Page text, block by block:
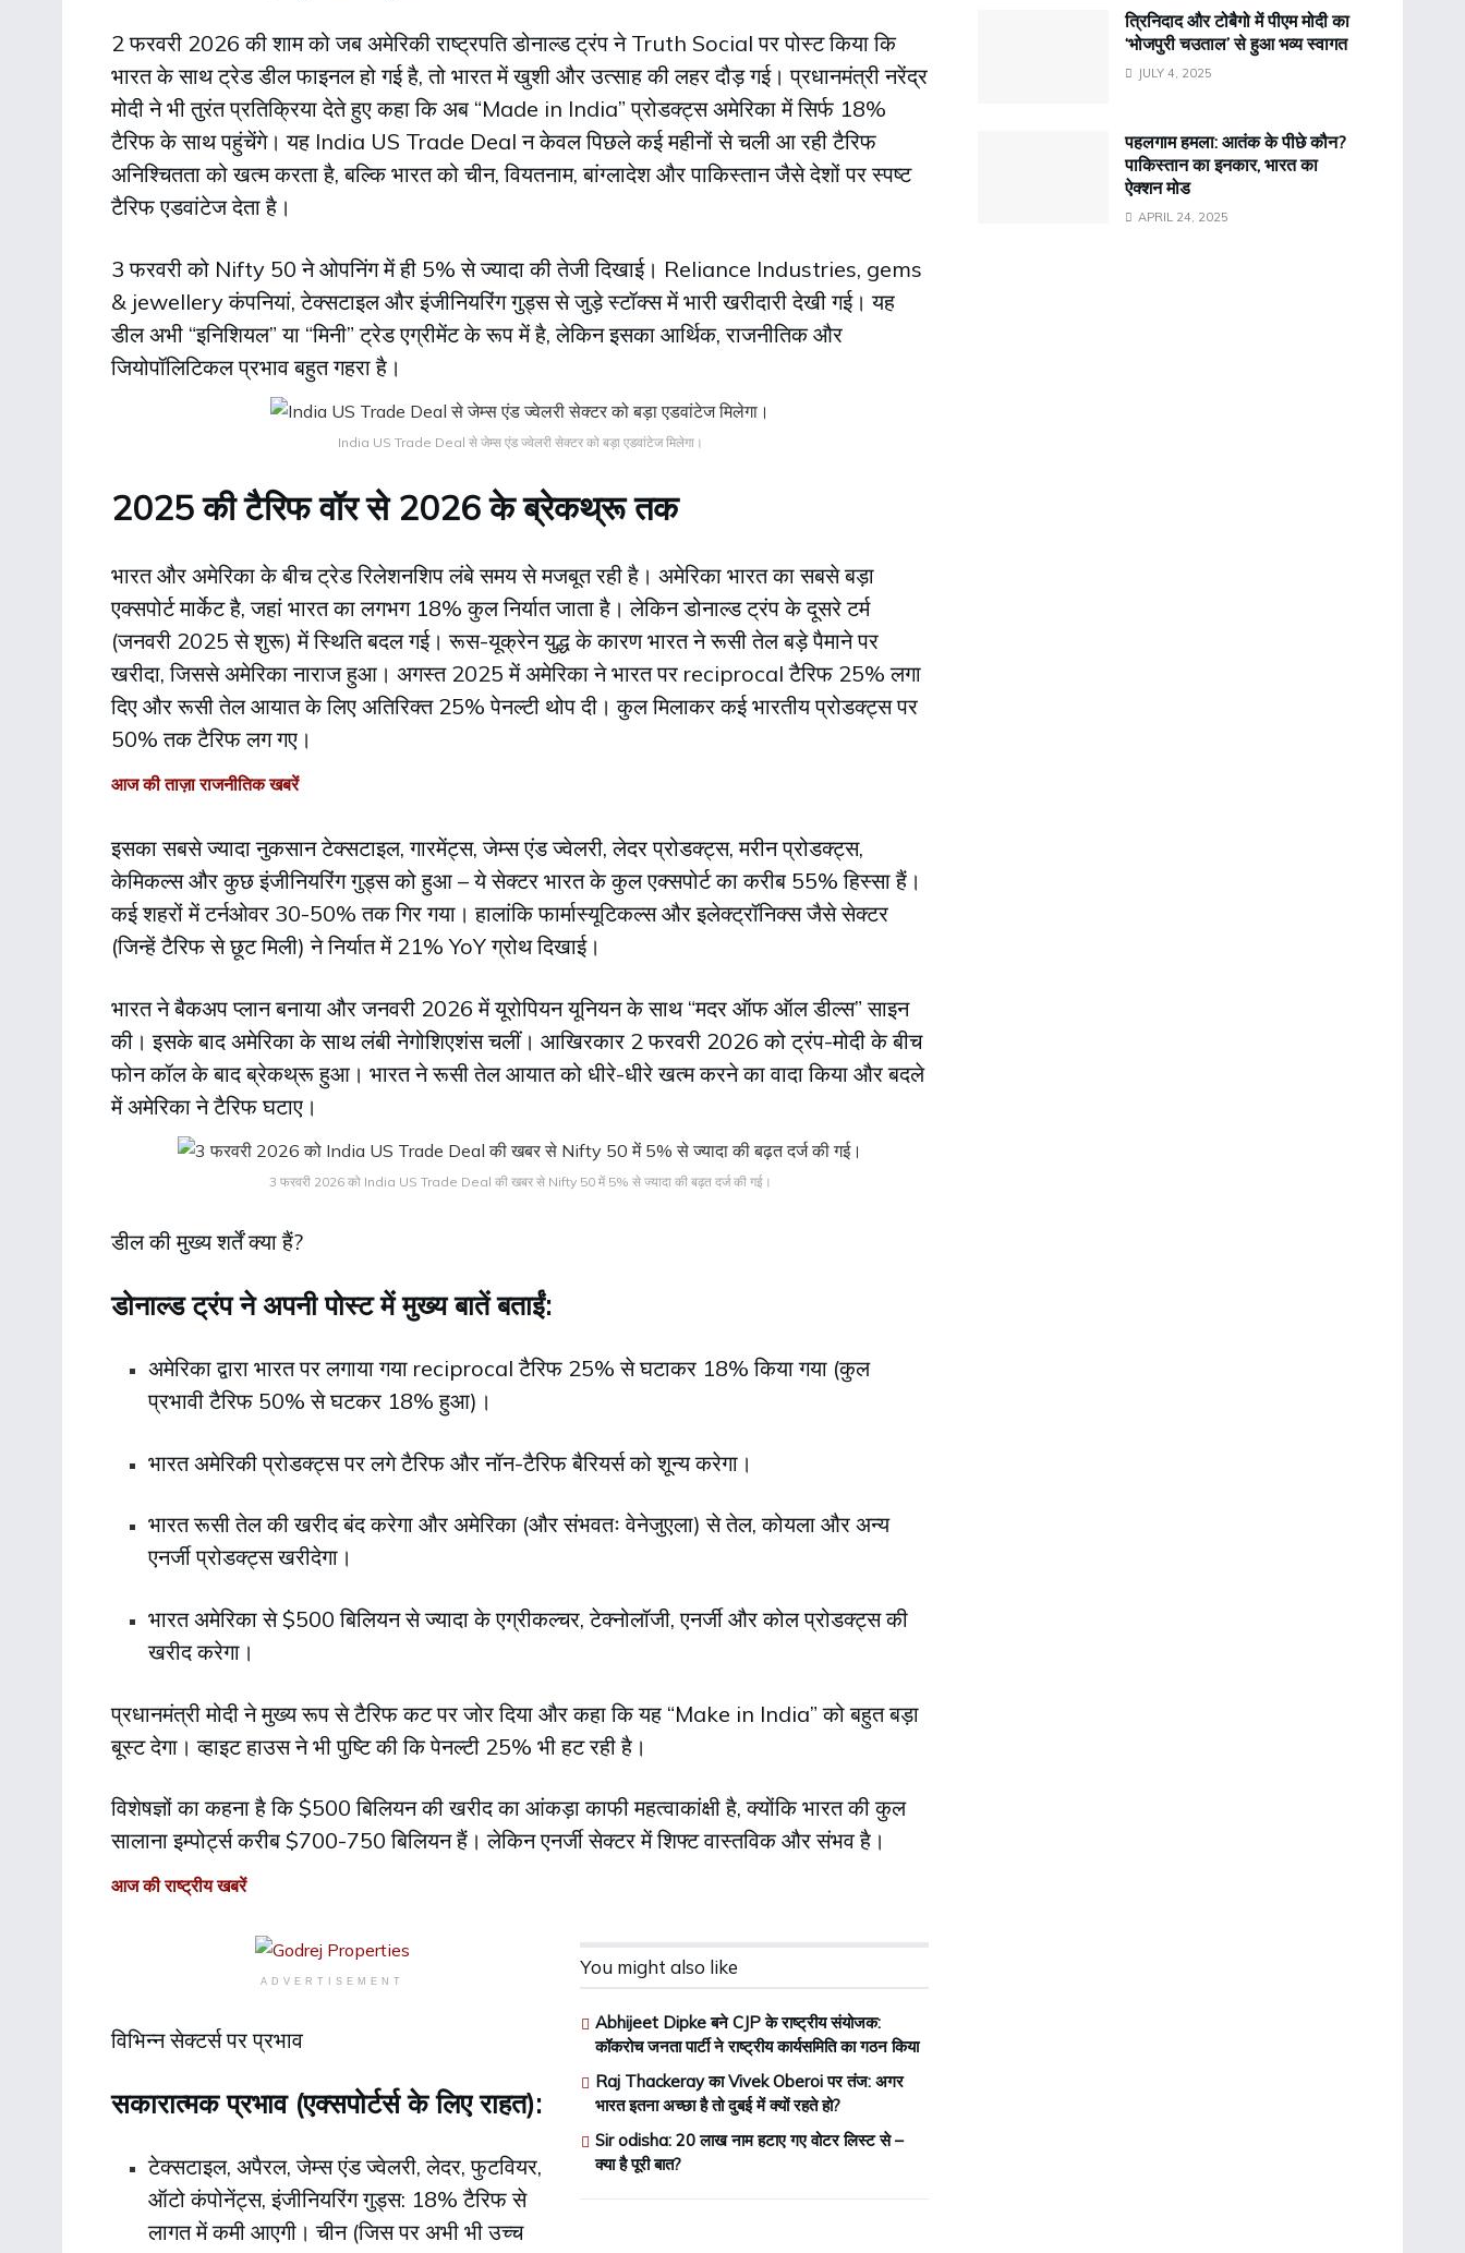
2 फरवरी 2026 की शाम को जब अमेरिकी राष्ट्रपति डोनाल्ड ट्रंप ने Truth Social पर पोस्ट किया कि
भारत के साथ ट्रेड डील फाइनल हो गई है, तो भारत में खुशी और उत्साह की लहर दौड़ गई। प्रधानमंत्री नरेंद्र
मोदी ने भी तुरंत प्रतिक्रिया देते हुए कहा कि अब “Made in India” प्रोडक्ट्स अमेरिका में सिर्फ 18%
टैरिफ के साथ पहुंचेंगे। यह India US Trade Deal न केवल पिछले कई महीनों से चली आ रही टैरिफ
अनिश्चितता को खत्म करता है, बल्कि भारत को चीन, वियतनाम, बांग्लादेश और पाकिस्तान जैसे देशों पर स्पष्ट
टैरिफ एडवांटेज देता है।
3 फरवरी को Nifty 50 ने ओपनिंग में ही 5% से ज्यादा की तेजी दिखाई। Reliance Industries, gems
& jewellery कंपनियां, टेक्सटाइल और इंजीनियरिंग गुड्स से जुड़े स्टॉक्स में भारी खरीदारी देखी गई। यह
डील अभी “इनिशियल” या “मिनी” ट्रेड एग्रीमेंट के रूप में है, लेकिन इसका आर्थिक, राजनीतिक और
जियोपॉलिटिकल प्रभाव बहुत गहरा है।
India US Trade Deal से जेम्स एंड ज्वेलरी सेक्टर को बड़ा एडवांटेज मिलेगा।
2025 की टैरिफ वॉर से 2026 के ब्रेकथ्रू तक
भारत और अमेरिका के बीच ट्रेड रिलेशनशिप लंबे समय से मजबूत रही है। अमेरिका भारत का सबसे बड़ा
एक्सपोर्ट मार्केट है, जहां भारत का लगभग 18% कुल निर्यात जाता है। लेकिन डोनाल्ड ट्रंप के दूसरे टर्म
(जनवरी 2025 से शुरू) में स्थिति बदल गई। रूस-यूक्रेन युद्ध के कारण भारत ने रूसी तेल बड़े पैमाने पर
खरीदा, जिससे अमेरिका नाराज हुआ। अगस्त 2025 में अमेरिका ने भारत पर reciprocal टैरिफ 25% लगा
दिए और रूसी तेल आयात के लिए अतिरिक्त 25% पेनल्टी थोप दी। कुल मिलाकर कई भारतीय प्रोडक्ट्स पर
50% तक टैरिफ लग गए।
आज की ताज़ा राजनीतिक खबरें
इसका सबसे ज्यादा नुकसान टेक्सटाइल, गारमेंट्स, जेम्स एंड ज्वेलरी, लेदर प्रोडक्ट्स, मरीन प्रोडक्ट्स,
केमिकल्स और कुछ इंजीनियरिंग गुड्स को हुआ – ये सेक्टर भारत के कुल एक्सपोर्ट का करीब 55% हिस्सा हैं।
कई शहरों में टर्नओवर 30-50% तक गिर गया। हालांकि फार्मास्यूटिकल्स और इलेक्ट्रॉनिक्स जैसे सेक्टर
(जिन्हें टैरिफ से छूट मिली) ने निर्यात में 21% YoY ग्रोथ दिखाई।
भारत ने बैकअप प्लान बनाया और जनवरी 2026 में यूरोपियन यूनियन के साथ “मदर ऑफ ऑल डील्स” साइन
की। इसके बाद अमेरिका के साथ लंबी नेगोशिएशंस चलीं। आखिरकार 2 फरवरी 2026 को ट्रंप-मोदी के बीच
फोन कॉल के बाद ब्रेकथ्रू हुआ। भारत ने रूसी तेल आयात को धीरे-धीरे खत्म करने का वादा किया और बदले
में अमेरिका ने टैरिफ घटाए।
3 फरवरी 2026 को India US Trade Deal की खबर से Nifty 50 में 5% से ज्यादा की बढ़त दर्ज की गई।
डील की मुख्य शर्तें क्या हैं?
डोनाल्ड ट्रंप ने अपनी पोस्ट में मुख्य बातें बताईं:
अमेरिका द्वारा भारत पर लगाया गया reciprocal टैरिफ 25% से घटाकर 18% किया गया (कुल
प्रभावी टैरिफ 50% से घटकर 18% हुआ)।
भारत अमेरिकी प्रोडक्ट्स पर लगे टैरिफ और नॉन-टैरिफ बैरियर्स को शून्य करेगा।
भारत रूसी तेल की खरीद बंद करेगा और अमेरिका (और संभवतः वेनेजुएला) से तेल, कोयला और अन्य
एनर्जी प्रोडक्ट्स खरीदेगा।
भारत अमेरिका से $500 बिलियन से ज्यादा के एग्रीकल्चर, टेक्नोलॉजी, एनर्जी और कोल प्रोडक्ट्स की
खरीद करेगा।
प्रधानमंत्री मोदी ने मुख्य रूप से टैरिफ कट पर जोर दिया और कहा कि यह “Make in India” को बहुत बड़ा
बूस्ट देगा। व्हाइट हाउस ने भी पुष्टि की कि पेनल्टी 25% भी हट रही है।
विशेषज्ञों का कहना है कि $500 बिलियन की खरीद का आंकड़ा काफी महत्वाकांक्षी है, क्योंकि भारत की कुल
सालाना इम्पोर्ट्स करीब $700-750 बिलियन हैं। लेकिन एनर्जी सेक्टर में शिफ्ट वास्तविक और संभव है।
आज की राष्ट्रीय खबरें
You might also like
Abhijeet Dipke बने CJP के राष्ट्रीय संयोजक:
कॉकरोच जनता पार्टी ने राष्ट्रीय कार्यसमिति का गठन किया
Raj Thackeray का Vivek Oberoi पर तंज: अगर
भारत इतना अच्छा है तो दुबई में क्यों रहते हो?
Sir odisha: 20 लाख नाम हटाए गए वोटर लिस्ट से –
क्या है पूरी बात?
ADVERTISEMENT
विभिन्न सेक्टर्स पर प्रभाव
सकारात्मक प्रभाव (एक्सपोर्टर्स के लिए राहत):
टेक्सटाइल, अपैरल, जेम्स एंड ज्वेलरी, लेदर, फुटवियर,
ऑटो कंपोनेंट्स, इंजीनियरिंग गुड्स: 18% टैरिफ से
लागत में कमी आएगी। चीन (जिस पर अभी भी उच्च
त्रिनिदाद और टोबैगो में पीएम मोदी का
‘भोजपुरी चउताल’ से हुआ भव्य स्वागत
JULY 4, 2025
पहलगाम हमला: आतंक के पीछे कौन?
पाकिस्तान का इनकार, भारत का
ऐक्शन मोड
APRIL 24, 2025